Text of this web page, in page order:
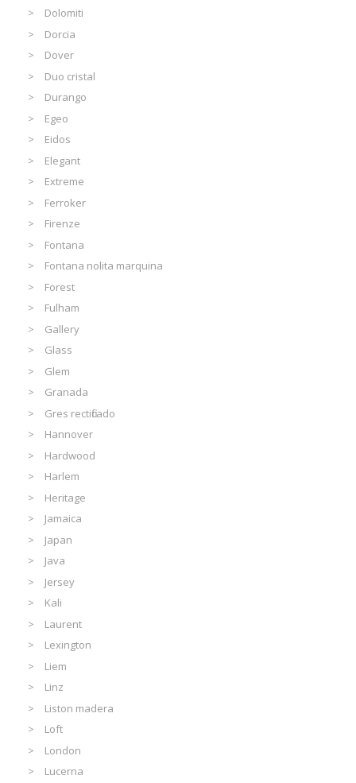
Dolomiti
Dorcia
Dover
Duo cristal
Durango
Egeo
Eidos
Elegant
Extreme
Ferroker
Firenze
Fontana
Fontana nolita marquina
Forest
Fulham
Gallery
Glass
Glem
Granada
Gres rectificado
Hannover
Hardwood
Harlem
Heritage
Jamaica
Japan
Java
Jersey
Kali
Laurent
Lexington
Liem
Linz
Liston madera
Loft
London
Lucerna